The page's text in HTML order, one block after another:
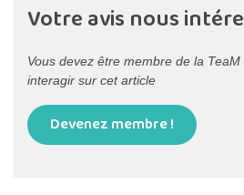
Votre avis nous
Vous devez être membre de la
interagir sur cet article
Devenez membre !